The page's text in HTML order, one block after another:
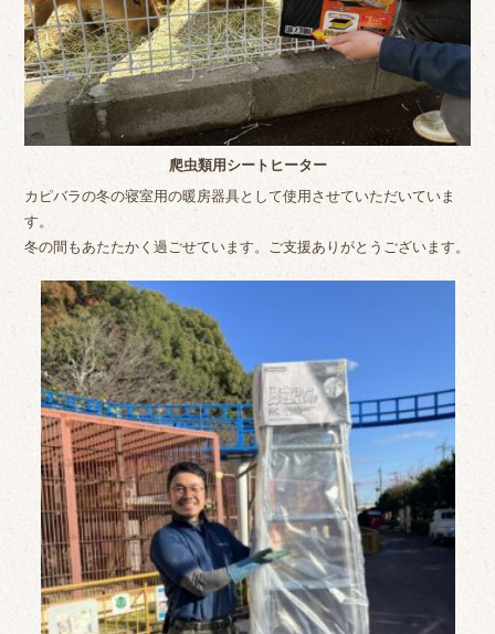
爬虫類用シートヒーター
カピバラの冬の寝室用の暖房器具として使用させていただいていま
す。
冬の間もあたたかく過ごせています。ご支援ありがとうございます。